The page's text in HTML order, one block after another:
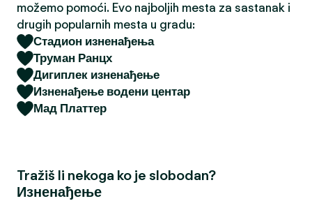
možemo pomoći. Evo najboljih mesta za sastanak i
drugih popularnih mesta u gradu:
Стадион изненађења
Труман Ранцх
Дигиплек изненађење
Изненађење водени центар
Мад Платтер
Tražiš li nekoga ko je slobodan?
Изненађење